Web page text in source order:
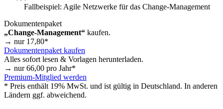
Fallbeispiel: Agile Netzwerke für das Change-Management
Dokumentenpaket
„Change-Management“ kaufen.
→ nur 17,80*
Dokumentenpaket kaufen
Alles sofort lesen & Vorlagen herunterladen.
→ nur66,00 pro Jahr*
Premium-Mitglied werden
* Preis enthält 19% MwSt. und ist gültig in Deutschland. In anderen
Ländern ggf. abweichend.